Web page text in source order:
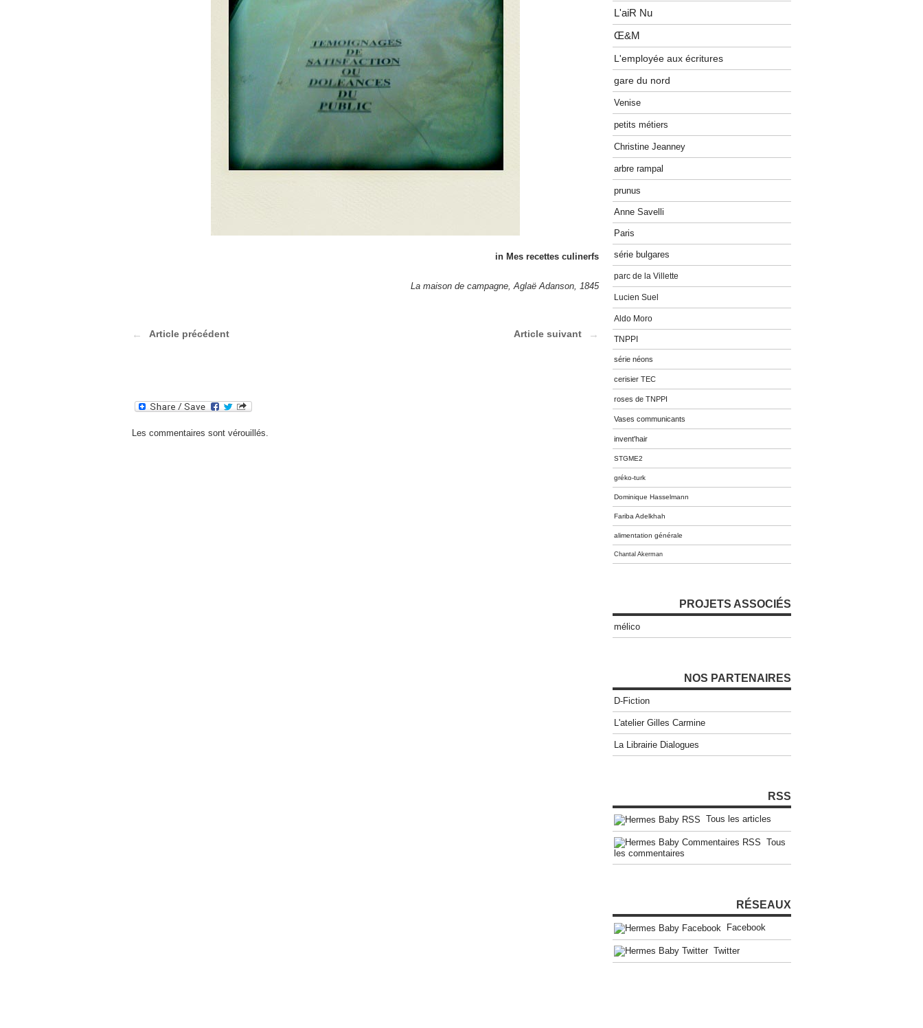
in Mes recettes culinerfs
La maison de campagne, Aglaë Adanson, 1845
Article précédent Article suivant
Les commentaires sont vérouillés.
L'aiR Nu
Œ&M
L'employée aux écritures
gare du nord
Venise
petits métiers
Christine Jeanney
arbre rampal
prunus
Anne Savelli
Paris
série bulgares
parc de la Villette
Lucien Suel
Aldo Moro
TNPPI
série néons
cerisier TEC
roses de TNPPI
Vases communicants
invent'hair
STGME2
gréko-turk
Dominique Hasselmann
Fariba Adelkhah
alimentation générale
Chantal Akerman
PROJETS ASSOCIÉS
mélico
NOS PARTENAIRES
D-Fiction
L'atelier Gilles Carmine
La Librairie Dialogues
RSS
Tous les articles
Tous
les commentaires
RÉSEAUX
Facebook
Twitter